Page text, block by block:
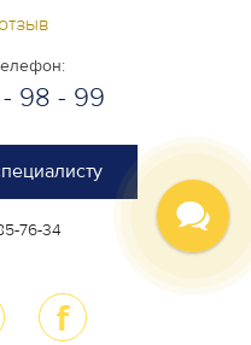
- 98 - 99
76-34